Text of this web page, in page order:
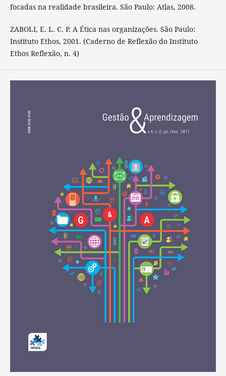
focadas na realidade brasileira. São Paulo: Atlas, 2008.
ZABOLI, E. L. C. P. A Ética nas organizações. São Paulo:
Instituto Ethos, 2001. (Caderno de Reflexão do Instituto
Ethos Reflexão, n. 4)